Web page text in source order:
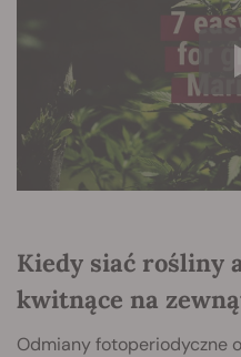
Kiedy siać rośliny
kwitnące na
Odmiany fotoperiodyczne